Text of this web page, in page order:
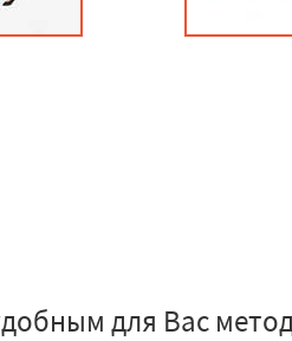
для Вас